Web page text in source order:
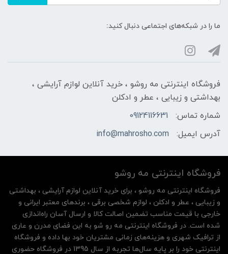
ما را در شبکه‌های اجتماعی دنبال کنید:
فروشگاه اینترنتی مه‌ رو‌شو ، خرید آنلاین لوازم آرایشی ،
بهداشتی و زیبایی ، عطر و ادکلن
شماره تماس:
09124116631
آدرس ایمیل:
info@mahrosho.com
فروشگاه اینترنتی مه‌ رو‌شو
فروشگاه اینترنتی مه‌ رو‌شو ، برای خرید آنلاین لوازم آرایشی ، بهداشتی
و زیبایی ، عطر و ادکلن ، لوازم شخصی برقی ، برندهای معتبر ایرانی و
خارجی با قیمت مناسب تضمین اصالت کالا و ارسال آسان راه‌اندازی
شده است. در فروشگاه اینترنتی مه رو شو به این فضای مدرن و عاری
از ترافیک شهری و هزینه‌های زمانی مشتریان خود بها داده و فروشگاه
اینترنتی خود را بر پایه سال‌ها تجربه از سال 1395 در فروشگاه حضوری